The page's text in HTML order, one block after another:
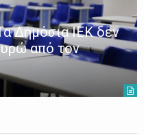
Δημόσια ΙΕΚ δεν
από τον